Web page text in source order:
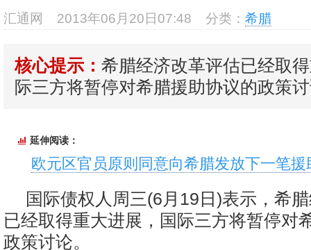
汇通网 2013年06月20日07:48 分类： 希腊
核心提示： 希腊经济改革评估已经取
际三方将暂停对希腊援助协议的政策
延伸阅读：
欧元区官员原则同意向希腊发放下一笔援
国际债权人周三(6月19日)表示，希
已经取得重大进展，国际三方将暂停对
政策讨论。